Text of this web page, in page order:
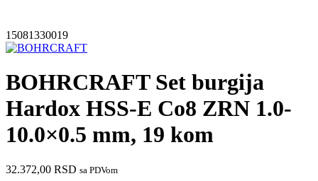
15081330019
BOHRCRAFT Set burgija
Hardox HSS-E Co8 ZRN 1.0-
10.0×0.5 mm, 19 kom
32.372,00 RSD sa PDVom